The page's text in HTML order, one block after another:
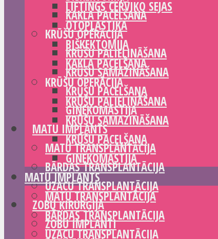
KAKLA PACELŠANA
KRŪŠU OPERĀCIJA
KRŪŠU PALIELINĀŠANA
KRŪŠU SAMAZINĀŠANA
KRŪŠU PACELŠANA
GINEKOMASTIJA
MATU IMPLANTS
MATU TRANSPLANTĀCIJA
BĀRDAS TRANSPLANTĀCIJA
UZACU TRANSPLANTĀCIJA
ZOBU ĶIRURĢIJA
ZOBU IMPLANTI
LIFTINGS CERVIKO SEJAS
OTOPLASTIKA
BIŠKEKTOMIJA
KAKLA PACELŠANA
KRŪŠU OPERĀCIJA
KRŪŠU PALIELINĀŠANA
KRŪŠU SAMAZINĀŠANA
KRŪŠU PACELŠANA
GINEKOMASTIJA
MATU IMPLANTS
MATU TRANSPLANTĀCIJA
BĀRDAS TRANSPLANTĀCIJA
UZACU TRANSPLANTĀCIJA